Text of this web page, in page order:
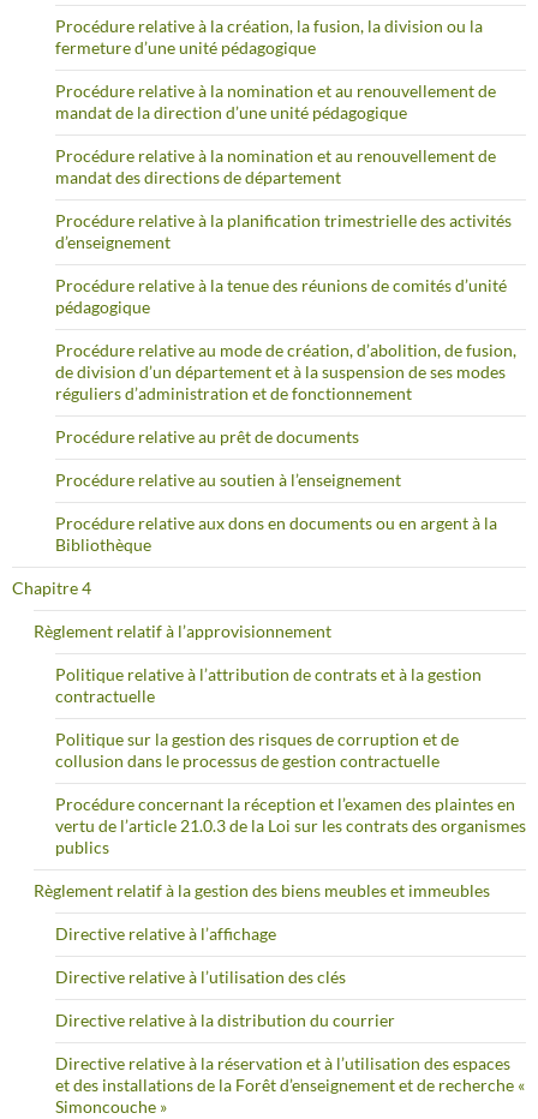
Procédure relative à la création, la fusion, la division ou la
fermeture d’une unité pédagogique
Procédure relative à la nomination et au renouvellement de
mandat de la direction d’une unité pédagogique
Procédure relative à la nomination et au renouvellement de
mandat des directions de département
Procédure relative à la planification trimestrielle des activités
d’enseignement
Procédure relative à la tenue des réunions de comités d’unité
pédagogique
Procédure relative au mode de création, d’abolition, de fusion,
de division d’un département et à la suspension de ses modes
réguliers d’administration et de fonctionnement
Procédure relative au prêt de documents
Procédure relative au soutien à l’enseignement
Procédure relative aux dons en documents ou en argent à la
Bibliothèque
Chapitre 4
Règlement relatif à l’approvisionnement
Politique relative à l’attribution de contrats et à la gestion
contractuelle
Politique sur la gestion des risques de corruption et de
collusion dans le processus de gestion contractuelle
Procédure concernant la réception et l’examen des plaintes en
vertu de l’article 21.0.3 de la Loi sur les contrats des organismes
publics
Règlement relatif à la gestion des biens meubles et immeubles
Directive relative à l’affichage
Directive relative à l’utilisation des clés
Directive relative à la distribution du courrier
Directive relative à la réservation et à l’utilisation des espaces
et des installations de la Forêt d’enseignement et de recherche «
Simoncouche »